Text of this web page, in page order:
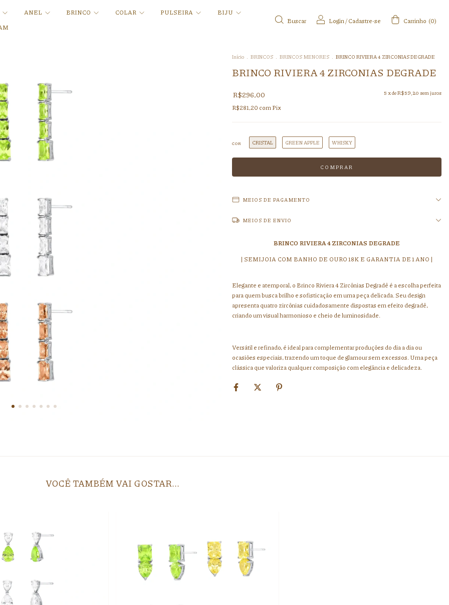
ANEL BRINCO COLAR PULSEIRA
BIJU
Buscar Login/Cadastre-se Carrinho (0)
Início . BRINCOS . BRINCOS MENORES . BRINCO RIVIERA 4 ZIRCONIAS DEGRADE
BRINCO RIVIERA 4 ZIRCONIAS DEGRADE
R$296,00 5 x deR$59,20 sem juros
R$281,20 comPix
COR CRISTAL GREEN APPLE WHISKY
MEIOS DE PAGAMENTO
MEIOS DE ENVIO
BRINCO RIVIERA 4 ZIRCONIAS DEGRADE
| SEMIJOIA COM BANHO DE OURO 18K E GARANTIA DE 1 ANO |
Elegante e atemporal, o Brinco Riviera 4 Zircônias Degradê é a escolha perfeita
para quem busca brilho e sofisticação em uma peça delicada. Seu design
apresenta quatro zircônias cuidadosamente dispostas em efeito degradê,
criando um visual harmonioso e cheio de luminosidade.
Versátil e refinado, é ideal para complementar produções do dia a dia ou
ocasiões especiais, trazendo um toque de glamour sem excessos. Uma peça
clássica que valoriza qualquer composição com elegância e delicadeza.
VOCÊ TAMBÉM VAI GOSTAR...